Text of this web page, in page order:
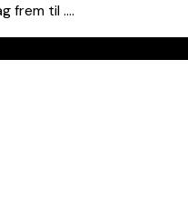
frem til ….